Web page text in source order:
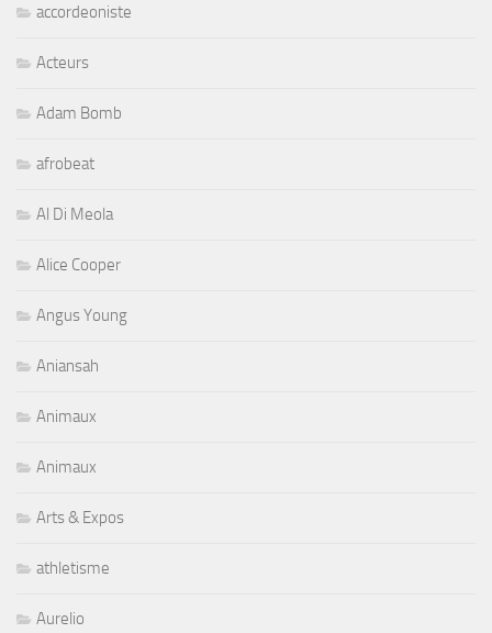
accordeoniste
Acteurs
Adam Bomb
afrobeat
Al Di Meola
Alice Cooper
Angus Young
Aniansah
Animaux
Animaux
Arts & Expos
athletisme
Aurelio